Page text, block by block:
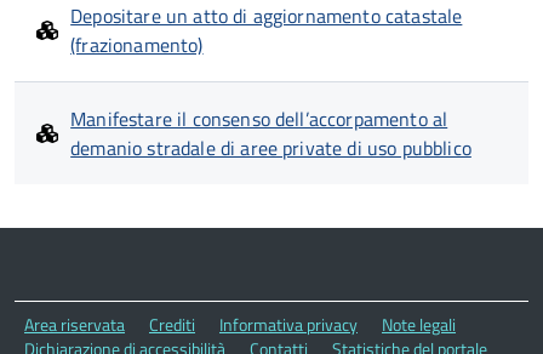
Depositare un atto di aggiornamento catastale
(frazionamento)
Manifestare il consenso dell’accorpamento al
demanio stradale di aree private di uso pubblico
Area riservata Crediti Informativa privacy
Note legali
Dichiarazione di accessibilità
Contatti Statistiche del portale